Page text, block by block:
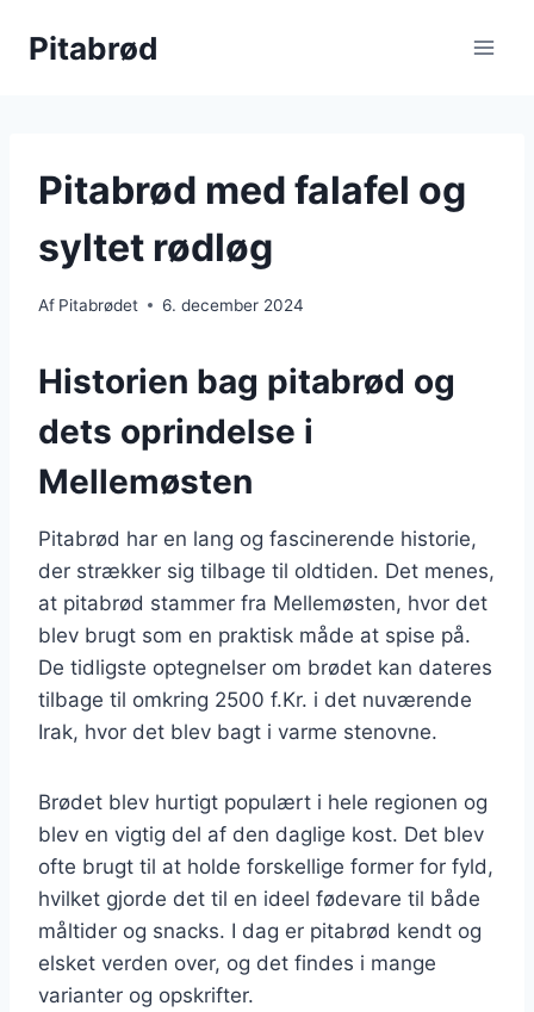
Pitabrød
Pitabrød med falafel og
syltet rødløg
Af Pitabrødet 6. december 2024
Historien bag pitabrød og
dets oprindelse i
Mellemøsten
Pitabrød har en lang og fascinerende historie,
der strækker sig tilbage til oldtiden. Det menes,
at pitabrød stammer fra Mellemøsten, hvor det
blev brugt som en praktisk måde at spise på.
De tidligste optegnelser om brødet kan dateres
tilbage til omkring 2500 f.Kr. i det nuværende
Irak, hvor det blev bagt i varme stenovne.
Brødet blev hurtigt populært i hele regionen og
blev en vigtig del af den daglige kost. Det blev
ofte brugt til at holde forskellige former for fyld,
hvilket gjorde det til en ideel fødevare til både
måltider og snacks. I dag er pitabrød kendt og
elsket verden over, og det findes i mange
varianter og opskrifter.